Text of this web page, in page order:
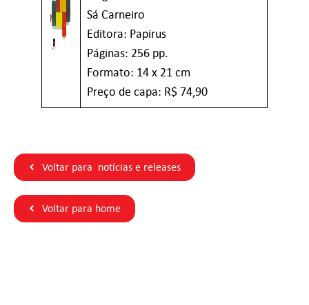
Sá Carneiro
Editora: Papirus
Páginas: 256 pp.
Formato: 14 x 21 cm
Preço de capa: R$ 74,90
Voltar para notícias e releases
Voltar para home